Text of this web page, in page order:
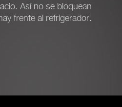
Así no se bloquean
frente al refrigerador.